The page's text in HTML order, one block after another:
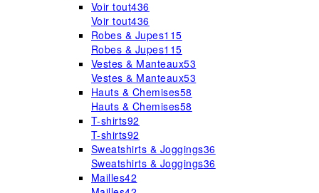
Voir tout436
Voir tout436
Robes & Jupes115
Robes & Jupes115
Vestes & Manteaux53
Vestes & Manteaux53
Hauts & Chemises58
Hauts & Chemises58
T-shirts92
T-shirts92
Sweatshirts & Joggings36
Sweatshirts & Joggings36
Mailles42